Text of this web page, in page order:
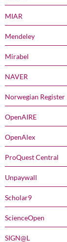
MIAR
Mendeley
Mirabel
NAVER
Norwegian Register
OpenAIRE
OpenAlex
ProQuest Central
Unpaywall
Scholar9
ScienceOpen
SIGN@L